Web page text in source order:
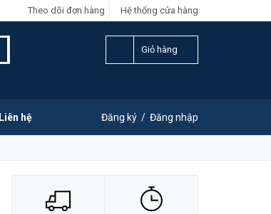
Hệ thống cửa hàng
Theo dõi đơn hàng
Giỏ hàng
Liên hệ Đăng ký / Đăng nhập
LIÊN HỆ ĐẶT HÀNG